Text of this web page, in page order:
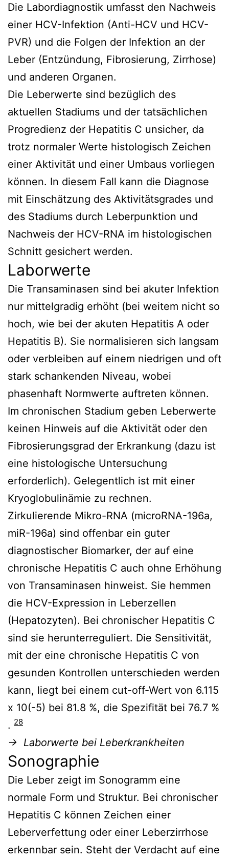
Die Labordiagnostik umfasst den Nachweis
einer HCV-Infektion (Anti-HCV und HCV-
PVR) und die Folgen der Infektion an der
Leber (Entzündung, Fibrosierung, Zirrhose)
und anderen Organen.
Die Leberwerte sind bezüglich des
aktuellen Stadiums und der tatsächlichen
Progredienz der Hepatitis C unsicher, da
trotz normaler Werte histologisch Zeichen
einer Aktivität und einer Umbaus vorliegen
können. In diesem Fall kann die Diagnose
mit Einschätzung des Aktivitätsgrades und
des Stadiums durch Leberpunktion und
Nachweis der HCV-RNA im histologischen
Schnitt gesichert werden.
Laborwerte
Die Transaminasen sind bei akuter Infektion
nur mittelgradig erhöht (bei weitem nicht so
hoch, wie bei der akuten Hepatitis A oder
Hepatitis B). Sie normalisieren sich langsam
oder verbleiben auf einem niedrigen und oft
stark schankenden Niveau, wobei
phasenhaft Normwerte auftreten können.
Im chronischen Stadium geben Leberwerte
keinen Hinweis auf die Aktivität oder den
Fibrosierungsgrad der Erkrankung (dazu ist
eine histologische Untersuchung
erforderlich). Gelegentlich ist mit einer
Kryoglobulinämie zu rechnen.
Zirkulierende Mikro-RNA (microRNA-196a,
miR-196a) sind offenbar ein guter
diagnostischer Biomarker, der auf eine
chronische Hepatitis C auch ohne Erhöhung
von Transaminasen hinweist. Sie hemmen
die HCV-Expression in Leberzellen
(Hepatozyten). Bei chronischer Hepatitis C
sind sie herunterreguliert. Die Sensitivität,
mit der eine chronische Hepatitis C von
gesunden Kontrollen unterschieden werden
kann, liegt bei einem cut-off-Wert von 6.115
x 10(-5) bei 81.8 %, die Spezifität bei 76.7 %
. 28
→ Laborwerte bei Leberkrankheiten
Sonographie
Die Leber zeigt im Sonogramm eine
normale Form und Struktur. Bei chronischer
Hepatitis C können Zeichen einer
Leberverfettung oder einer Leberzirrhose
erkennbar sein. Steht der Verdacht auf eine